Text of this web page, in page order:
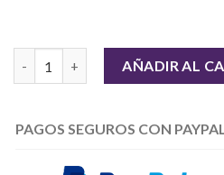
AÑADIR AL
PAGOS SEGUROS CON